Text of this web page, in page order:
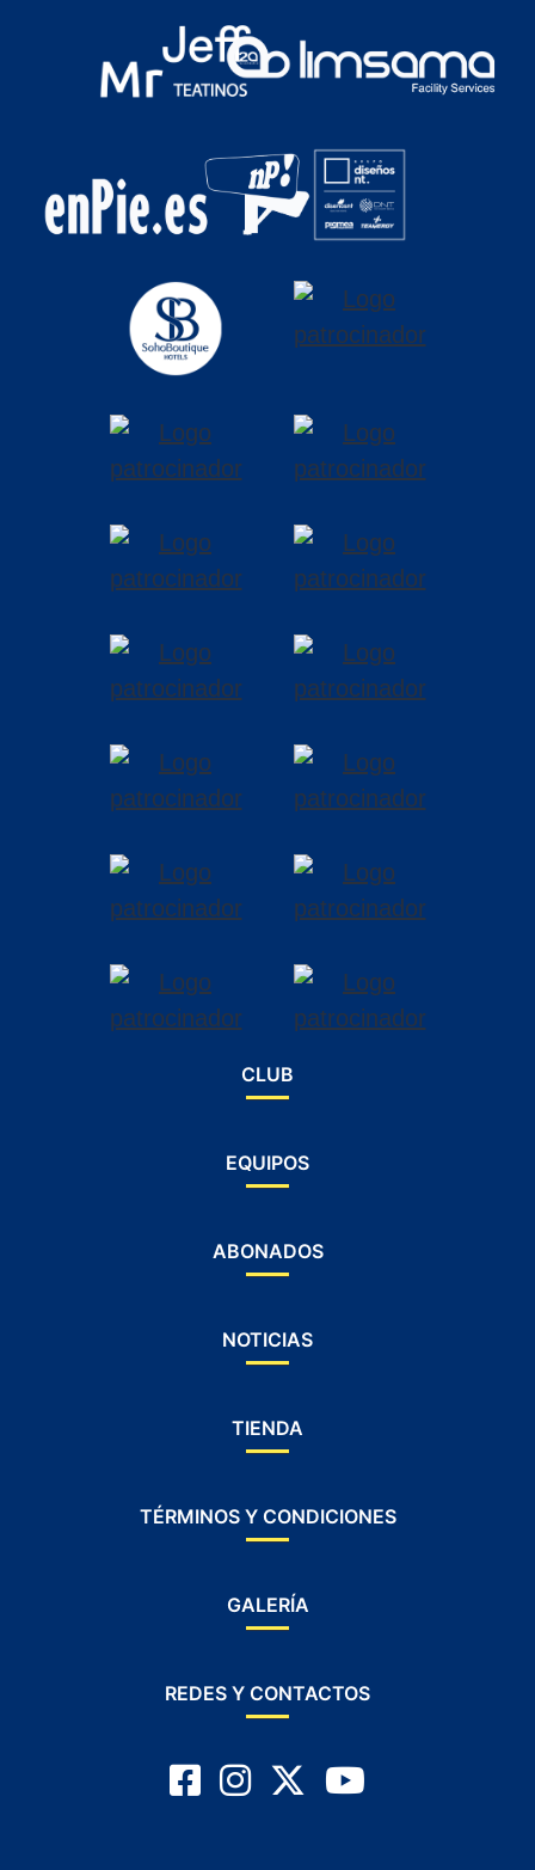
CLUB
EQUIPOS
ABONADOS
NOTICIAS
TIENDA
TÉRMINOS Y CONDICIONES
GALERÍA
REDES Y CONTACTOS